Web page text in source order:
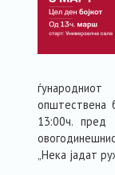
општествена
13:00ч. пред
„Нека јадат